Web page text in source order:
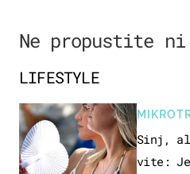
Ne propustite ni
LIFESTYLE
Sinj,
vite: